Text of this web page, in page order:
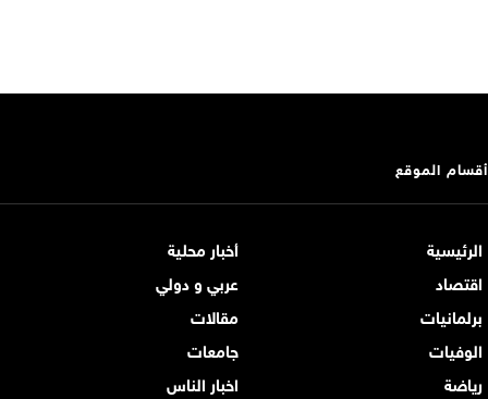
أقسام الموقع
الرئيسية
أخبار محلية
اقتصاد
عربي و دولي
برلمانيات
مقالات
الوفيات
جامعات
رياضة
اخبار الناس